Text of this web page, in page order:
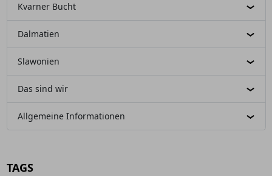
Kvarner Bucht
Dalmatien
Slawonien
Das sind wir
Allgemeine Informationen
TAGS